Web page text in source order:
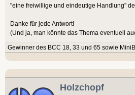
"eine freiwillige und eindeutige Handlung"
Danke für jede Antwort!
(Und ja, man könnte das Thema eventuell
Gewinner des BCC 18, 33 und 65 sowie
Holzchopf